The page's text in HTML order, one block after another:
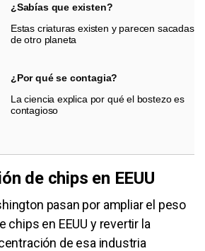
¿Sabías que existen?
Estas criaturas existen y parecen sacadas
de otro planeta
¿Por qué se contagia?
La ciencia explica por qué el bostezo es
contagioso
de chips en EEUU
pasan por ampliar el peso
chips en EEUU y revertir la
de esa industria